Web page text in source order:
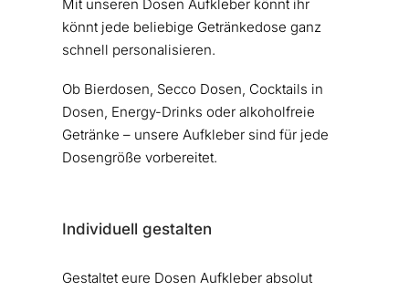
Mit unseren Dosen Aufkleber könnt ihr
könnt jede beliebige Getränkedose ganz
schnell personalisieren.
Ob Bierdosen, Secco Dosen, Cocktails in
Dosen, Energy-Drinks oder alkoholfreie
Getränke – unsere Aufkleber sind für jede
Dosengröße vorbereitet.
Individuell gestalten
Gestaltet eure Dosen Aufkleber absolut